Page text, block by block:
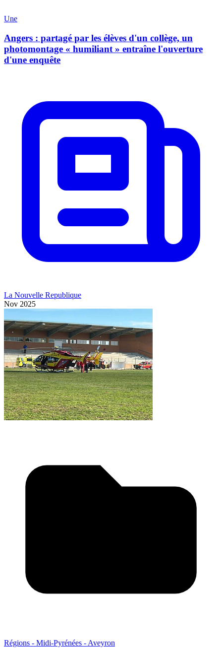
Une
Angers : partagé par les élèves d'un collège, un
photomontage « humiliant » entraîne l'ouverture
d'une enquête
La Nouvelle Republique
Nov 2025
Régions - Midi-Pyrénées - Aveyron